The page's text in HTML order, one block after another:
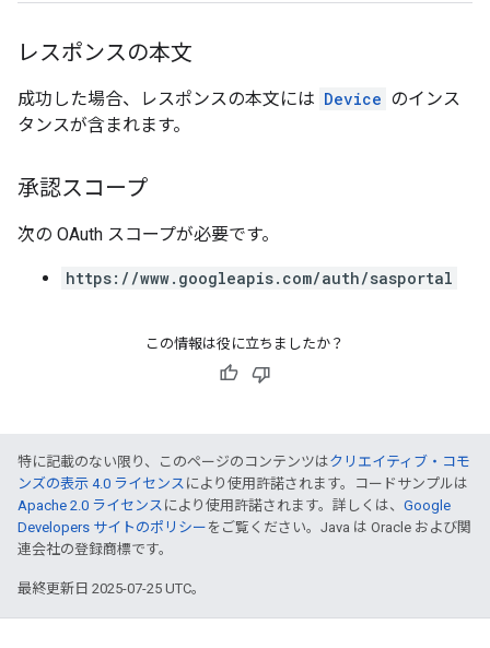
レスポンスの本文
成功した場合、レスポンスの本文には Device のインス
タンスが含まれます。
承認スコープ
次の OAuth スコープが必要です。
https://www.googleapis.com/auth/sasportal
この情報は役に立ちましたか？
特に記載のない限り、このページのコンテンツはクリエイティブ・コモ
ンズの表示 4.0 ライセンス により使用許諾されます。コードサンプルは
Apache 2.0 ライセンス により使用許諾されます。詳しくは、 Google
Developers サイトのポリシー をご覧ください。Java は Oracle および関
連会社の登録商標です。
最終更新日 2025-07-25 UTC。